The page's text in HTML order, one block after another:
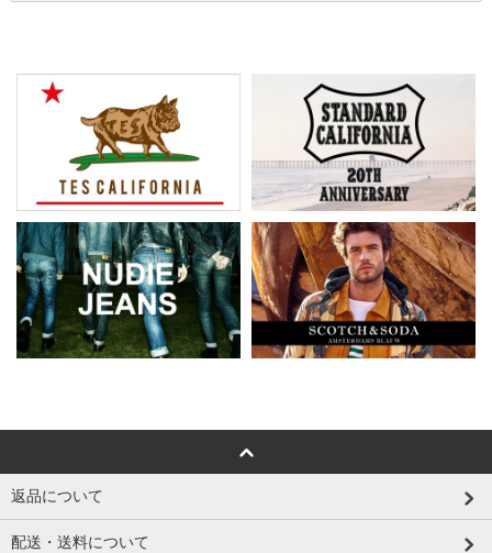
返品について
配送・送料について